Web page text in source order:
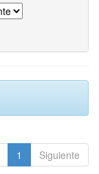
1 Siguiente